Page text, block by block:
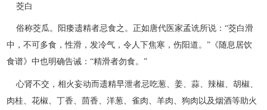
茭白
俗称茭瓜。阳痿遗精者忌食之。正如唐代医家孟诜所说：“茭白滑
中，不可多食，性滑，发冷气，令人下焦寒，伤阳道。”《随息居饮
食谱》中也明确告诫：“精滑者勿食。”
心肾不交，相火妄动而遗精早泄者忌吃葱、姜、蒜、辣椒、胡椒、
肉桂、花椒、丁香、茴香、洋葱、雀肉、羊肉、狗肉以及烟酒等助火